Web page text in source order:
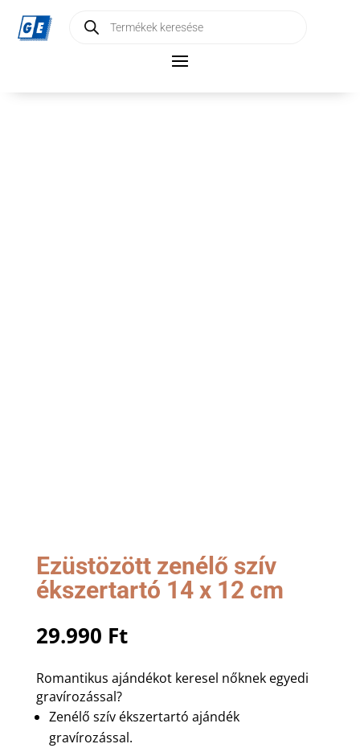
search
Ezüstözött zenélő szív
ékszertartó 14 x 12 cm
29.990 Ft
Romantikus ajándékot keresel nőknek egyedi
gravírozással?
Zenélő szív ékszertartó ajándék
gravírozással.